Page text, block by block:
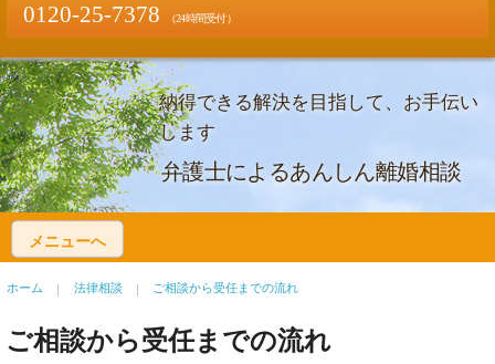
0120-25-7378 （24時間受付）
納得できる解決を目指して、お手伝い
します
弁護士によるあんしん離婚相談
メニューへ
ホーム 法律相談 ご相談から受任までの流れ
ご相談から受任までの流れ